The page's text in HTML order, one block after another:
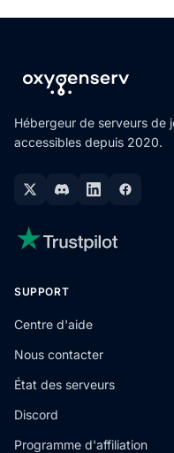
Hébergeur de serveurs de
accessibles depuis 2020.
SUPPORT
Centre d'aide
Nous contacter
État des serveurs
Discord
Programme d'affiliation